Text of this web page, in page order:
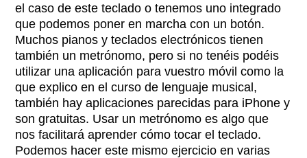
el caso de este teclado o tenemos uno integrado
que podemos poner en marcha con un botón.
Muchos pianos y teclados electrónicos tienen
también un metrónomo, pero si no tenéis podéis
utilizar una aplicación para vuestro móvil como la
que explico en el curso de lenguaje musical,
también hay aplicaciones parecidas para iPhone y
son gratuitas. Usar un metrónomo es algo que
nos facilitará aprender cómo tocar el teclado.
Podemos hacer este mismo ejercicio en varias